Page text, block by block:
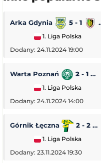
Arka Gdynia 5 - 1
1. Liga Polska
Dodany: 24.11.2024 19:00
Warta Poznań 2 - 1
1. Liga Polska
Dodany: 24.11.2024 14:00
Górnik Łęczna 2 - 2
1. Liga Polska
Dodany: 23.11.2024 19:30